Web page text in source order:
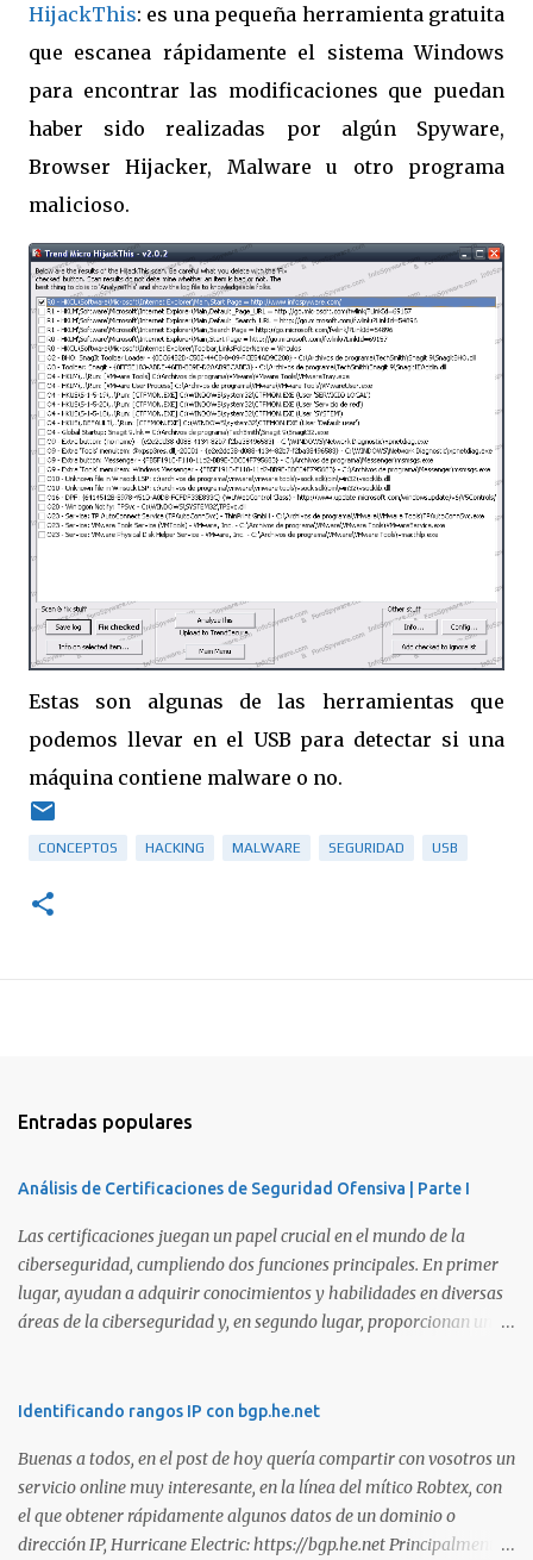
HijackThis: es una pequeña herramienta gratuita
que escanea rápidamente el sistema Windows
para encontrar las modificaciones que puedan
haber sido realizadas por algún Spyware,
Browser Hijacker, Malware u otro programa
malicioso.
Estas son algunas de las herramientas que
podemos llevar en el USB para detectar si una
máquina contiene malware o no.
CONCEPTOS HACKING MALWARE SEGURIDAD USB
Entradas populares
Análisis de Certificaciones de Seguridad Ofensiva | Parte I
Las certificaciones juegan un papel crucial en el mundo de la
ciberseguridad, cumpliendo dos funciones principales. En primer
lugar, ayudan a adquirir conocimientos y habilidades en diversas
áreas de la ciberseguridad y, en segundo lugar, proporcionan una
certificaciones existentes hoy en día, elegir la adecuada puede
certificaciones que consideramos como opciones sólidas para
aquellos que desean especializarse en el área de la seguridad
ofensiva. Todas ellas son totalmente prácticas y su examen simula
un escenario real en el que se deben comprometer diversos activos,
Identificando rangos IP con bgp.he.net
Buenas a todos, en el post de hoy quería compartir con vosotros un
servicio online muy interesante, en la línea del mítico Robtex, con
el que obtener rápidamente algunos datos de un dominio o
dirección IP, Hurricane Electric: https://bgp.he.net Principalmente